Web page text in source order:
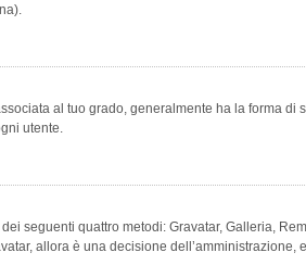
al tuo grado, generalmente ha la forma
utente.
seguenti quattro metodi: Gravatar, Galleria,
allora è una decisione dell’amministrazione,